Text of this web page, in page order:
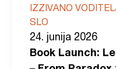
IZZIVANO
SLO
24. junija 2026
Book Launch: